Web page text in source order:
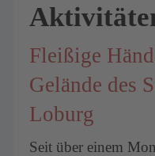
Fleißige
Gelände des
Loburg
Seit über einem